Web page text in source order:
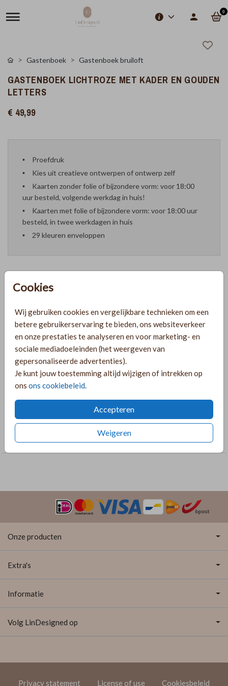
0
Cookies
Wij gebruiken cookies en vergelijkbare technieken om een
betere gebruikerservaring te bieden, ons websiteverkeer
en onze prestaties te analyseren en voor marketing- en
sociale mediadoeleinden (het weergeven van
gepersonaliseerde advertenties).
Je kunt jouw toestemming altijd wijzigen of intrekken op
ons ons cookiebeleid.
Accepteren
Weigeren
Gastenboek Gastenboek bruiloft
GASTENBOEK LICHTROZE MET KADER EN GOUDEN
LETTERS
€ 49,99
Proefdruk
Kies uit creatieve ontwerpen of ontwerp zelf
Kaarten zonder folie of bijzondere vorm: voor 18:00
uur besteld, volgende werkdag in huis!
Kaarten met folie of bijzondere vorm: voor 18:00 uur
besteld, in twee werkdagen in huis
29 kleuren enveloppen
PRODUCTINFORMATIE
OMSCHRIJVING
Goudkleur tekst op een lichtroze gastenboek met een kader
COLLECTIE
Gastenboek bruiloft
Onze producten
Extra's
Informatie
Volg LinDesigned op
Privacy statement License of use Cookiesbeleid